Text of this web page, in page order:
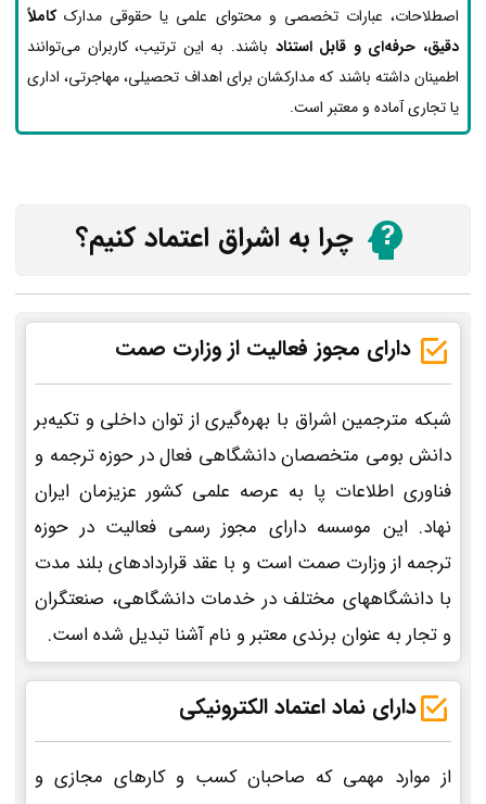
اصطلاحات، عبارات تخصصی و محتوای علمی یا حقوقی مدارککاملاً
دقیق، حرفه‌ای و قابل استناد باشند. به این ترتیب، کاربران می‌توانند
اطمینان داشته باشند که مدارکشان برای اهداف تحصیلی، مهاجرتی، اداری
یا تجاری آماده و معتبر است.
چرا به اشراق اعتماد کنیم؟
دارای مجوز فعالیت از وزارت صمت
شبکه مترجمین اشراق با بهره‌گیری از توان داخلی و تکیه‌بر
دانش بومی متخصصان دانشگاهی فعال در حوزه ترجمه و
فناوری اطلاعات پا به عرصه علمی کشور عزیزمان ایران
نهاد. این موسسه دارای مجوز رسمی فعالیت در حوزه
ترجمه از وزارت صمت است و با عقد قراردادهای بلند مدت
با دانشگاههای مختلف در خدمات دانشگاهی، صنعتگران
و تجار به عنوان برندی معتبر و نام آشنا تبدیل شده است.
دارای نماد اعتماد الکترونیکی
از موارد مهمی که صاحبان کسب و کارهای مجازی و